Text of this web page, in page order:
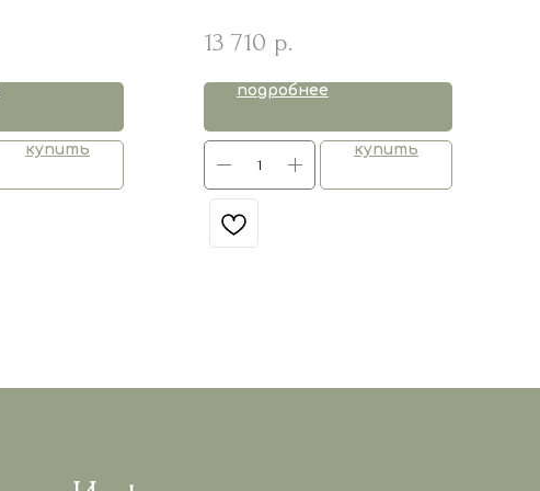
купить
13 710 р.
подробнее
купить